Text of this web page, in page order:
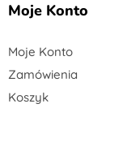
Moje Konto
Moje Konto
Zamówienia
Koszyk